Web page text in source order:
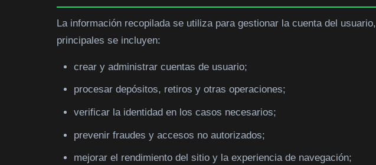
La información recopilada se utiliza para gestionar la cuenta del
principales se incluyen:
crear y administrar cuentas de usuario;
procesar depósitos, retiros y otras operaciones;
verificar la identidad en los casos necesarios;
prevenir fraudes y accesos no autorizados;
mejorar el rendimiento del sitio y la experiencia de navegación;